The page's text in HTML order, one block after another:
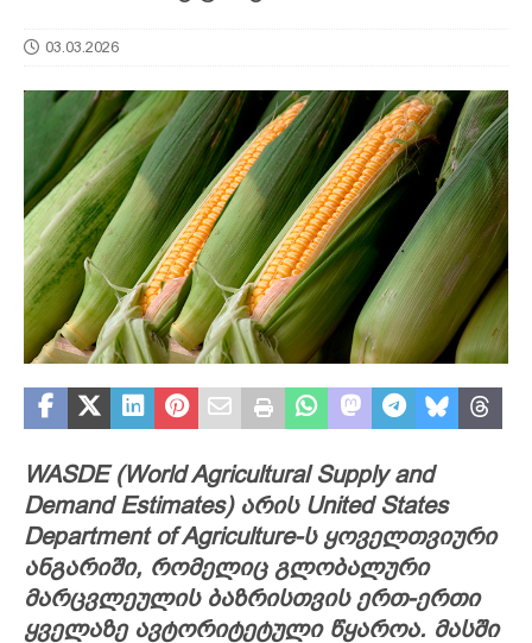
03.03.2026
WASDE (World Agricultural Supply and
Demand Estimates) არის United States
Department of Agriculture-ს ყოველთვიური
ანგარიში, რომელიც გლობალური
მარცვლეულის ბაზრისთვის ერთ-ერთი
ყველაზე ავტორიტეტული წყაროა. მასში